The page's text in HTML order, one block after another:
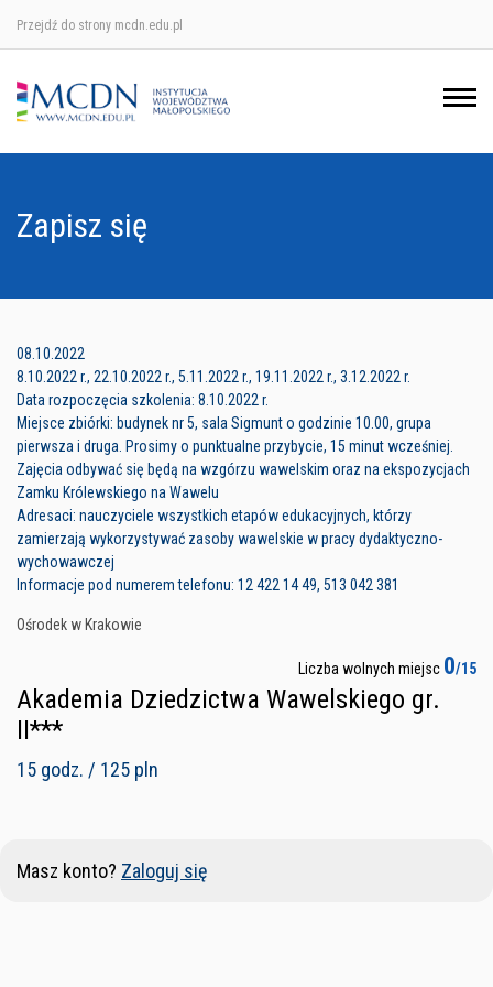
Przejdź do strony mcdn.edu.pl
Zapisz się
08.10.2022
8.10.2022 r., 22.10.2022 r., 5.11.2022 r., 19.11.2022 r., 3.12.2022 r.
Data rozpoczęcia szkolenia: 8.10.2022 r.
Miejsce zbiórki: budynek nr 5, sala Sigmunt o godzinie 10.00, grupa
pierwsza i druga. Prosimy o punktualne przybycie, 15 minut wcześniej.
Zajęcia odbywać się będą na wzgórzu wawelskim oraz na ekspozycjach
Zamku Królewskiego na Wawelu
Adresaci: nauczyciele wszystkich etapów edukacyjnych, którzy
zamierzają wykorzystywać zasoby wawelskie w pracy dydaktyczno-
wychowawczej
Informacje pod numerem telefonu: 12 422 14 49, 513 042 381
Ośrodek w Krakowie
Liczba wolnych miejsc 0/15
Akademia Dziedzictwa Wawelskiego gr.
II***
15 godz. / 125 pln
Masz konto? Zaloguj się
Ośrodek w Krakowie
Ośrodek w Nowym Sączu
Ośrodek w Tarnowie